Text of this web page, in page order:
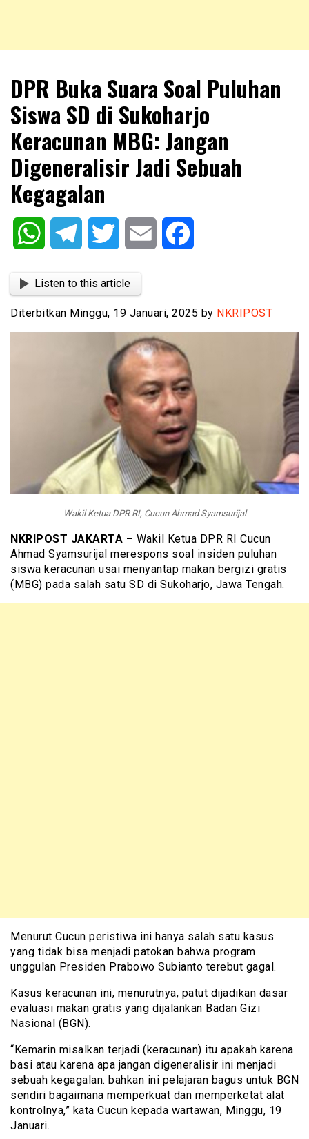
NKRIPOST
DPR Buka Suara Soal Puluhan
Siswa SD di Sukoharjo
Keracunan MBG: Jangan
Digeneralisir Jadi Sebuah
Kegagalan
WhatsAppTelegram Twitter Email
Listen to this article
Diterbitkan Minggu, 19 Januari, 2025 by NKRIPOST
Wakil Ketua DPR RI, Cucun Ahmad Syamsurijal
NKRIPOST JAKARTA – Wakil Ketua DPR RI Cucun
Ahmad Syamsurijal merespons soal insiden puluhan
siswa keracunan usai menyantap makan bergizi gratis
(MBG) pada salah satu SD di Sukoharjo, Jawa Tengah.
Menurut Cucun peristiwa ini hanya salah satu kasus
yang tidak bisa menjadi patokan bahwa program
unggulan Presiden Prabowo Subianto terebut gagal.
Kasus keracunan ini, menurutnya, patut dijadikan dasar
evaluasi makan gratis yang dijalankan Badan Gizi
Nasional (BGN).
“Kemarin misalkan terjadi (keracunan) itu apakah karena
basi atau karena apa jangan digeneralisir ini menjadi
sebuah kegagalan. bahkan ini pelajaran bagus untuk BGN
sendiri bagaimana memperkuat dan memperketat alat
kontrolnya,” kata Cucun kepada wartawan, Minggu, 19
Januari.